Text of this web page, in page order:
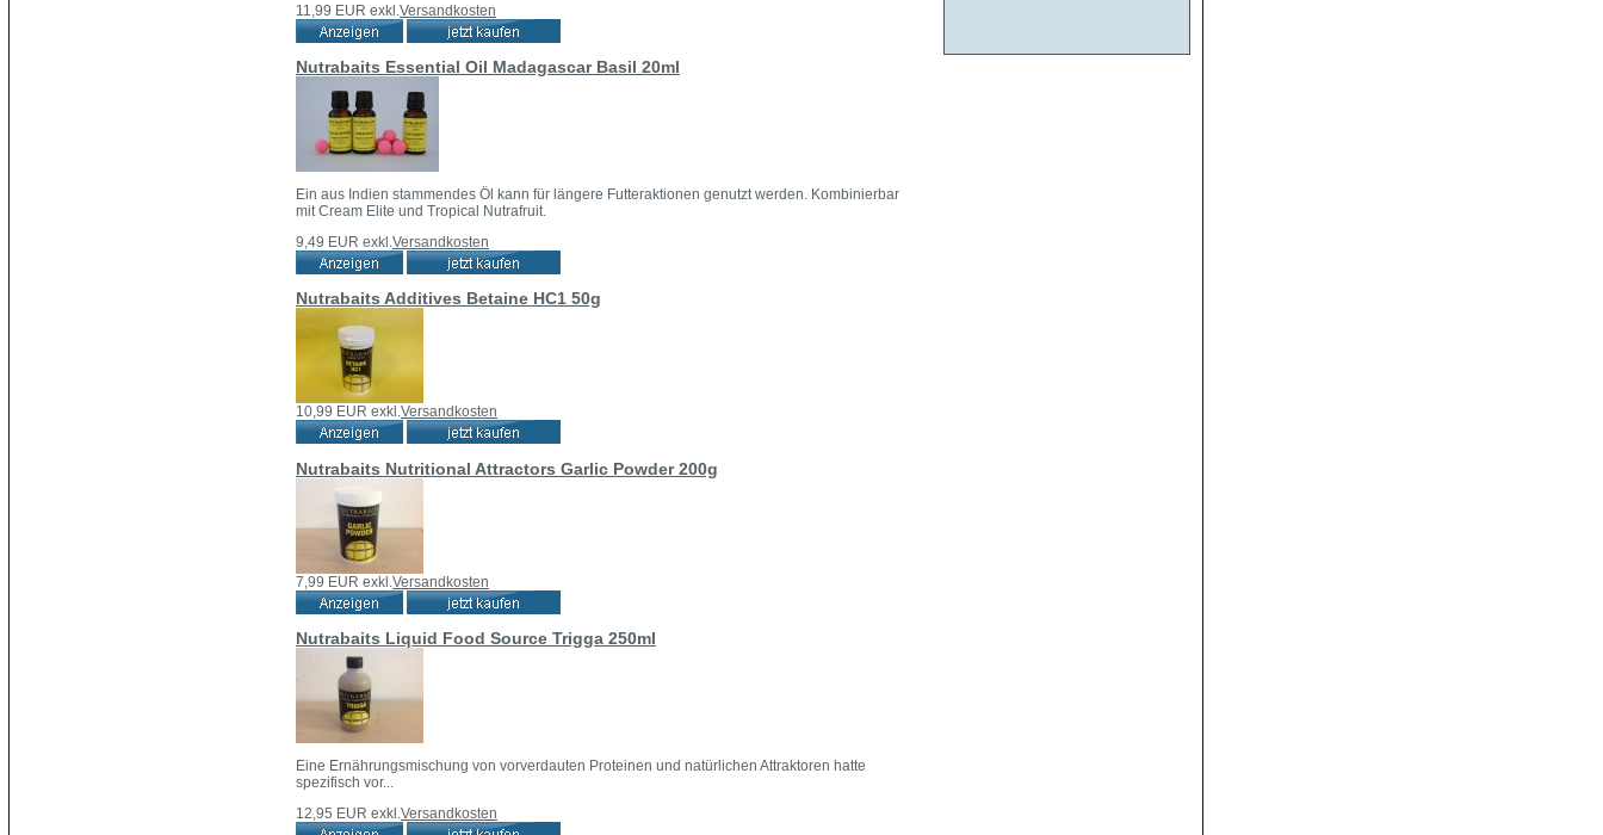
11,99 EUR exkl. Versandkosten
Nutrabaits Essential Oil Madagascar Basil 20ml
Ein aus Indien stammendes Öl kann für längere Futteraktionen genutzt werden. Kombinierbar
mit Cream Elite und Tropical Nutrafruit.
9,49 EUR exkl.Versandkosten
Nutrabaits Additives Betaine HC1 50g
10,99 EUR exkl.Versandkosten
Nutrabaits Nutritional Attractors Garlic Powder 200g
7,99 EUR exkl.Versandkosten
Nutrabaits Liquid Food Source Trigga 250ml
Eine Ernährungsmischung von vorverdauten Proteinen und natürlichen Attraktoren hatte
spezifisch vor...
12,95 EUR exkl.Versandkosten